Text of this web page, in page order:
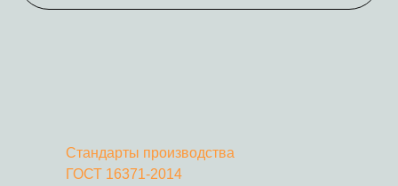
Стандарты производства
ГОСТ 16371-2014